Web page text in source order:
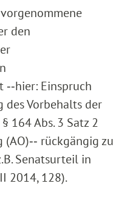
den
Einspruch
des Vorbehalts der
164 Abs. 3 Satz 2
rückgängig zu
Senatsurteil in
2014, 128).